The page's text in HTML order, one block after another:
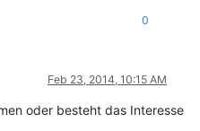
0
Feb 23, 2014, 10:15 AM
oder besteht das Interesse